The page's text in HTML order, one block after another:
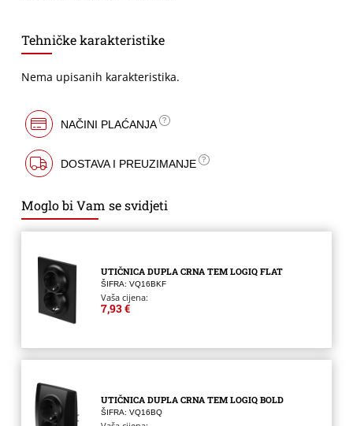
Tehničke karakteristike
Nema upisanih karakteristika.
NAČINI PLAĆANJA
DOSTAVA I PREUZIMANJE
Moglo bi Vam se svidjeti
UTIČNICA DUPLA CRNA TEM LOGIQ FLAT
ŠIFRA: VQ16BKF
Vaša cijena:
7,93 €
UTIČNICA DUPLA CRNA TEM LOGIQ BOLD
ŠIFRA: VQ16BQ